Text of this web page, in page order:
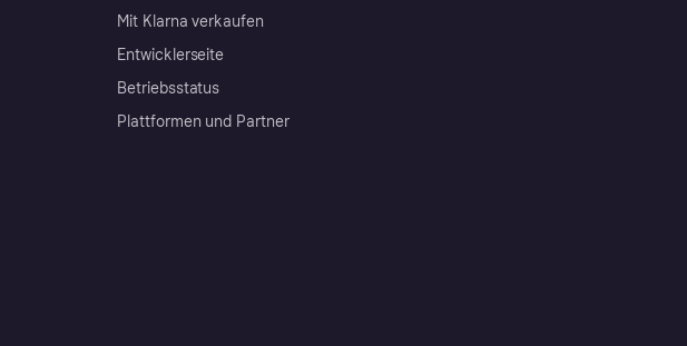
Mit Klarna verkaufen
Entwicklerseite
Betriebsstatus
Plattformen und Partner